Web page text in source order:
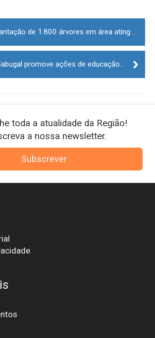
Gouveia: Plantação de 1.800 árvores em área atingida por incêndios na Serra da Estrela
Município do Sabugal promove ações de educação ambiental
toda a atualidade da Região!
a nossa newsletter.
Subscrever